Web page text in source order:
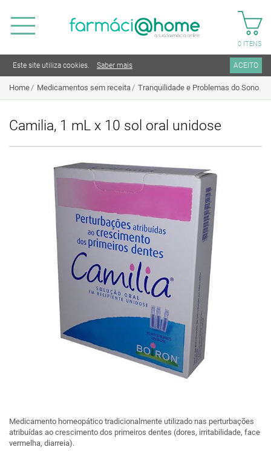
0 ITENS
Este site utiliza cookies. Saber mais ACEITO
Home Medicamentos sem receita Tranquilidade e Problemas do Sono
Camilia, 1 mL x 10 sol oral unidose
Medicamento homeopático tradicionalmente utilizado nas perturbações
atribuídas ao crescimento dos primeiros dentes (dores, irritabilidade, face
vermelha, diarreia).